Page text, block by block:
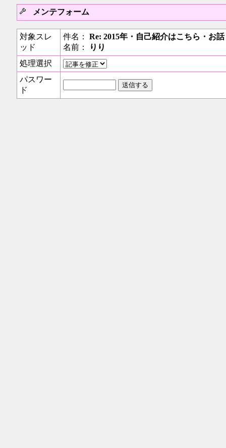
メンテフォーム
対象スレ
ッド
件名： Re: 2015年・自己紹介はこちら・お
名前：
りり
処理選択
パスワー
ド